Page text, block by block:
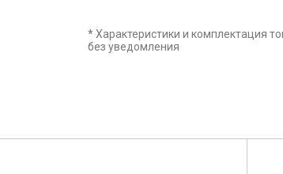
* Характеристики и комплектация
без уведомления